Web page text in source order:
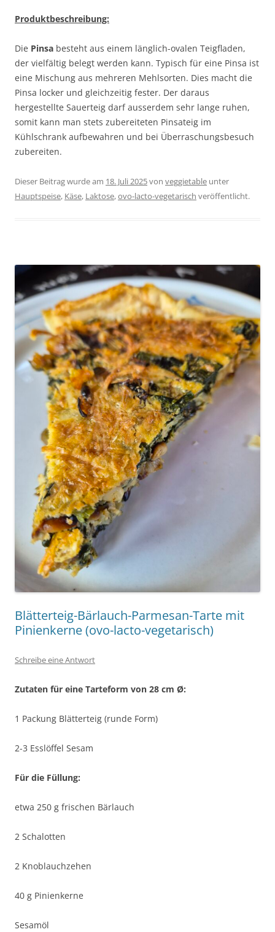
Produktbeschreibung:
Die Pinsa besteht aus einem länglich-ovalen Teigfladen,
der vielfältig belegt werden kann. Typisch für eine Pinsa ist
eine Mischung aus mehreren Mehlsorten. Dies macht die
Pinsa locker und gleichzeitig fester. Der daraus
hergestellte Sauerteig darf ausserdem sehr lange ruhen,
somit kann man stets zubereiteten Pinsateig im
Kühlschrank aufbewahren und bei Überraschungsbesuch
zubereiten.
Dieser Beitrag wurde am 18. Juli 2025von veggietable unter
Hauptspeise, Käse, Laktose,ovo-lacto-vegetarisch veröffentlicht.
Blätterteig-Bärlauch-Parmesan-Tarte mit
Pinienkerne (ovo-lacto-vegetarisch)
Schreibe eine Antwort
Zutaten für eine Tarteform von 28 cm Ø:
1 Packung Blätterteig (runde Form)
2-3 Esslöffel Sesam
Für die Füllung:
etwa 250 g frischen Bärlauch
2 Schalotten
2 Knoblauchzehen
40 g Pinienkerne
Sesamöl